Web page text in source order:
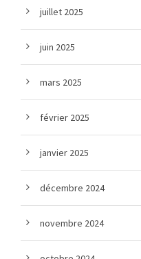
juillet 2025
juin 2025
mars 2025
février 2025
janvier 2025
décembre 2024
novembre 2024